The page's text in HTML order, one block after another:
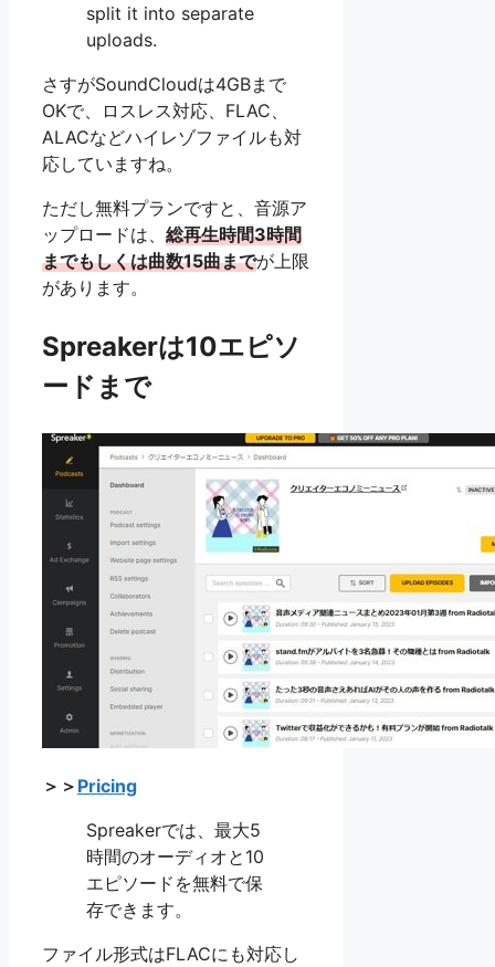
split it into separate
uploads.
さすがSoundCloudは4GBまで
OKで、ロスレス対応、FLAC、
ALACなどハイレゾファイルも対
応していますね。
ただし無料プランですと、音源ア
ップロードは、 総再生時間3時間
までもしくは曲数15曲までが上限
があります。
Spreakerは10エピソ
ードまで
＞＞ Pricing
Spreakerでは、最大5
時間のオーディオと10
エピソードを無料で保
存できます。
ファイル形式はFLACにも対応し